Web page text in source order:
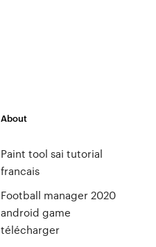
About
Paint tool sai tutorial
francais
Football manager 2020
android game
télécharger